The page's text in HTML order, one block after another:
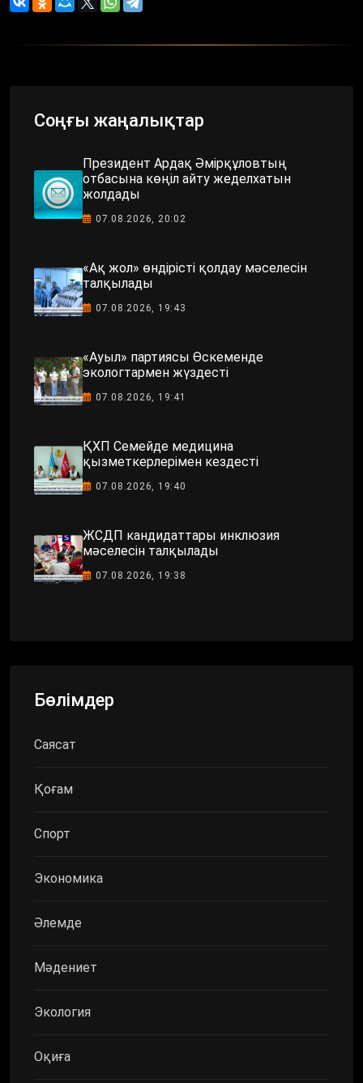
Соңғы жаңалықтар
Президент Ардақ Әмірқұловтың
отбасына көңіл айту жеделхатын
жолдады
07.08.2026, 20:02
«Ақ жол» өндірісті қолдау мәселесін
талқылады
07.08.2026, 19:43
«Ауыл» партиясы Өскеменде
экологтармен жүздесті
07.08.2026, 19:41
ҚХП Семейде медицина
қызметкерлерімен кездесті
07.08.2026, 19:40
ЖСДП кандидаттары инклюзия
мәселесін талқылады
07.08.2026, 19:38
Бөлімдер
Саясат
Қоғам
Спорт
Экономика
Әлемде
Мәдениет
Экология
Оқиға